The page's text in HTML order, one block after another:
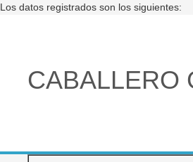
Los datos registrados son los siguientes:
CABALLERO